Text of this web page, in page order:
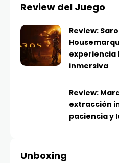
Review del Juego
Review:
inmersiva
Review:
extracción
paciencia y
Unboxing